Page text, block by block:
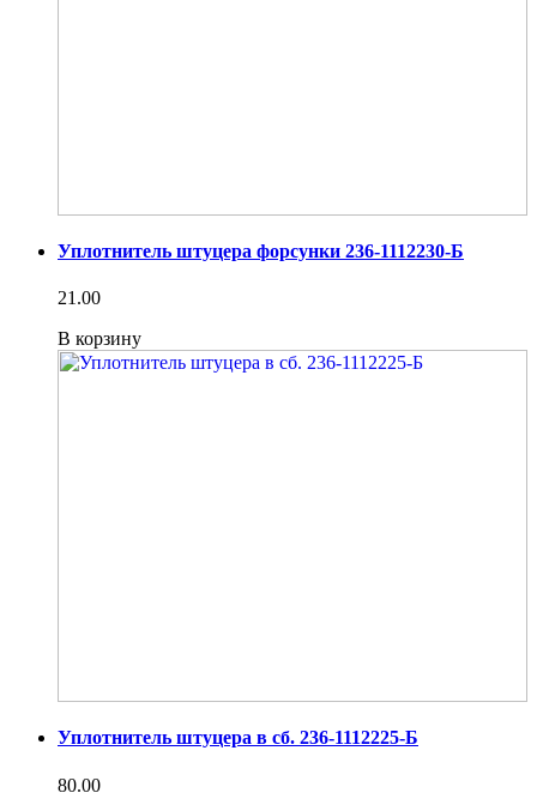
Уплотнитель штуцера форсунки 236-1112230-Б
21.00
В корзину
Уплотнитель штуцера в сб. 236-1112225-Б
80.00